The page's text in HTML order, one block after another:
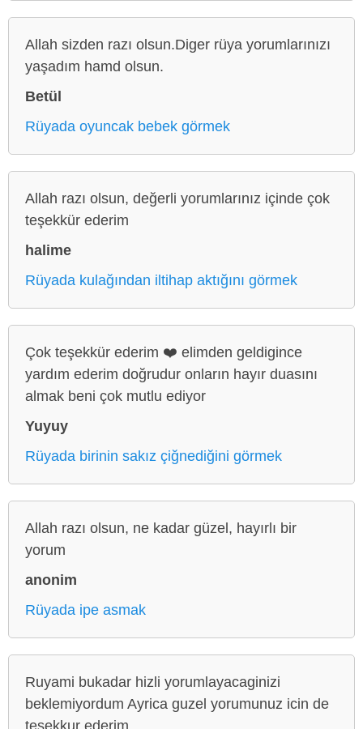
Allah sizden razı olsun.Diger rüya yorumlarınızı
yaşadım hamd olsun.
Betül
Rüyada oyuncak bebek görmek
Allah razı olsun, değerli yorumlarınız içinde çok
teşekkür ederim
halime
Rüyada kulağından iltihap aktığını görmek
Çok teşekkür ederim ❤️ elimden geldigince
yardım ederim doğrudur onların hayır duasını
almak beni çok mutlu ediyor
Yuyuy
Rüyada birinin sakız çiğnediğini görmek
Allah razı olsun, ne kadar güzel, hayırlı bir
yorum
anonim
Rüyada ipe asmak
Ruyami bukadar hizli yorumlayacaginizi
beklemiyordum Ayrica guzel yorumunuz icin de
tesekkur ederim